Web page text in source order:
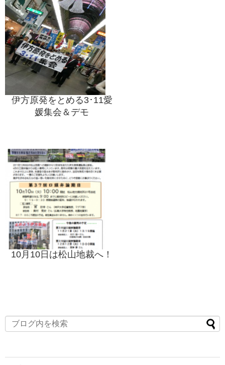
て 四国4県一斉宣伝行動
の一環として！
伊方原発をとめる3･11愛
媛集会＆デモ
10月10日は松山地裁へ！